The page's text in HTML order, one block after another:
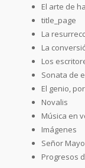
El arte de
title_page
La
La
Los
Sonata de
El genio,
Novalis
Música en
Imágenes
Señor
Progresos